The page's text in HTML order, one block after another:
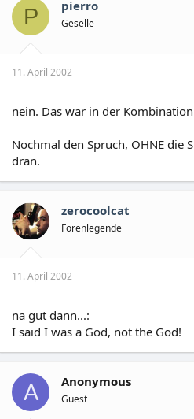
P pierro
Geselle
11. April 2002
nein. Das war in der
Nochmal den Spruch, OHNE die
dran.
zerocoolcat
Forenlegende
11. April 2002
na gut dann...:
I said I was a God, not the God!
A Anonymous
Guest